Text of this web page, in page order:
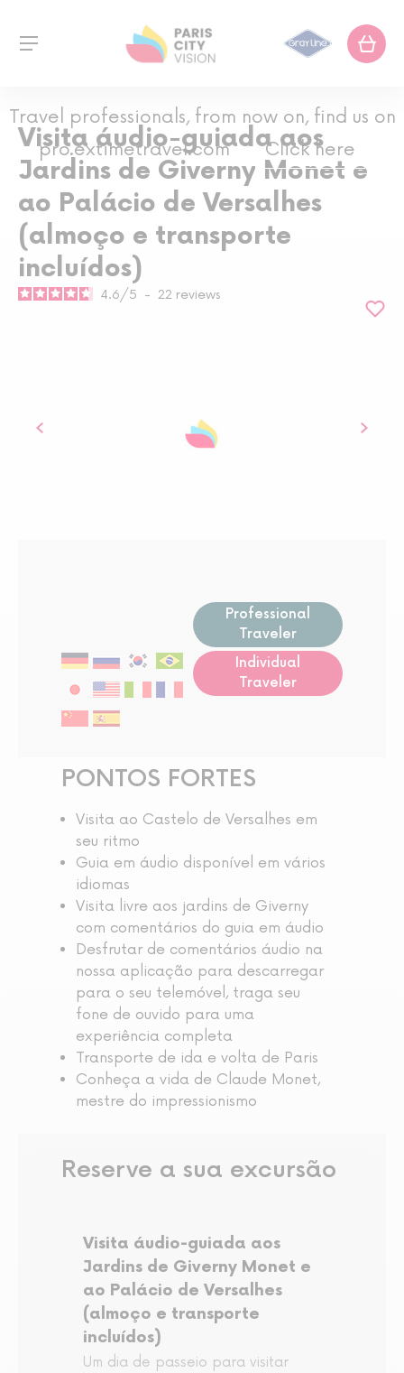
Travel professionals, from now on, find us on
pro.extimetravel.com
Click here
Visita áudio-guiada aos
Jardins de Giverny Monet e
ao Palácio de Versalhes
(almoço e transporte
incluídos)
4.6/5 - 22 reviews
Professional
Traveler
Individual
Traveler
PONTOS FORTES
Visita ao Castelo de Versalhes em
seu ritmo
Guia em áudio disponível em vários
idiomas
Visita livre aos jardins de Giverny
com comentários do guia em áudio
Desfrutar de comentários áudio na
nossa aplicação para descarregar
para o seu telemóvel, traga seu
fone de ouvido para uma
experiência completa
Transporte de ida e volta de Paris
Conheça a vida de Claude Monet,
mestre do impressionismo
Reserve a sua excursão
Visita áudio-guiada aos
Jardins de Giverny Monet e
ao Palácio de Versalhes
(almoço e transporte
incluídos)
Um dia de passeio para visitar